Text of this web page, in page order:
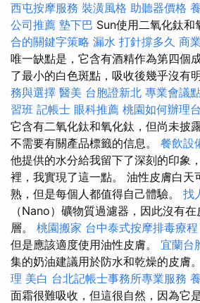
西屯按摩服務 裝潢風格 助聽器價格
公司推薦 墊下巴 Sun使用二氧化鈦和
合的關鍵字策略 漏水 打針撐多久 商
唯一缺點是，它含有酒精作為第四個
了最小的白色斑點，吸收後幾乎沒有
務與選擇 醫美 台胞證新北 專業會議
習班 記帳士 眼科推薦 桃園如何辦理
它含有二氧化鈦和氧化鈦，但尚未披
不需要有關產品標籤的信息。 餐飲設
他提供的水分給我留下了深刻的印象
裡，我實現了這一點。 油性皮膚白天
熟，但是每個人都值得自己體驗。 找
（Nano）礦物質過濾器，因此沒有
層。 桃園搬家 台中泰式按摩排毒療程
但是應該適度使用油性皮膚。 宜蘭台
集的奶油建議用於防水和乾燥的皮膚。
理 美白 台北記帳士事務所專業服務
面霜很難吸收，但這很自然，因為它